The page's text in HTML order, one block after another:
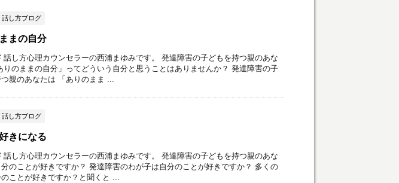
話し方ブログ
まの自分
話し方心理カウンセラーの西浦まゆみです。 発達障害の子どもを持つ親のあな
りのままの自分」ってどういう自分と思うことはありませんか？ 発達障害の子
つ親のあなたは 「ありのまま ...
話し方ブログ
きになる
話し方心理カウンセラーの西浦まゆみです。 発達障害の子どもを持つ親のあな
のことが好きですか？ 発達障害のわが子は自分のことが好きですか？ 多くの
のことが好きですか？と聞くと ...